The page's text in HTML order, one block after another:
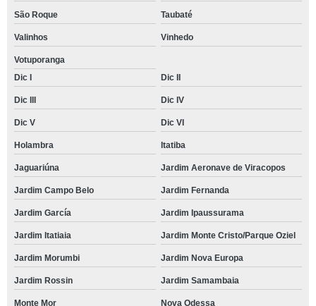
São Roque Taubaté
Valinhos Vinhedo
Votuporanga
Dic I
Dic II
Dic III Dic IV
Dic V Dic VI
Holambra Itatiba
Jaguariúna Jardim Aeronave de Viracopos
Jardim Campo Belo Jardim Fernanda
Jardim García Jardim Ipaussurama
Jardim Itatiaia Jardim Monte Cristo/Parque Oziel
Jardim Morumbi Jardim Nova Europa
Jardim Rossin Jardim Samambaia
Monte Mor Nova Odessa